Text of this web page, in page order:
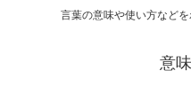
言葉の意味や使い方など
意